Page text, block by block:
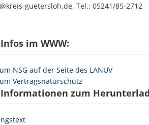
guetersloh.de, Tel.: 05241/85-2712
im WWW:
NSG auf der Seite des LANUV
Vertragsnaturschutz
zum